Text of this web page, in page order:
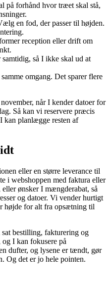
på forhånd hvor træet skal stå,
en fod, der passer til højden.
reception eller drift om
så I ikke skal ud at
omgang. Det sparer flere
når I kender datoer for
Så kan vi reservere præcis
kan planlægge resten af
eller en større leverance til
i webshoppen med faktura eller
ønsker I mængderabat, så
og datoer. Vi vender hurtigt
højde for alt fra opsætning til
bestilling, fakturering og
I kan fokusere på
dufter, og lysene er tændt, gør
Og det er jo hele pointen.